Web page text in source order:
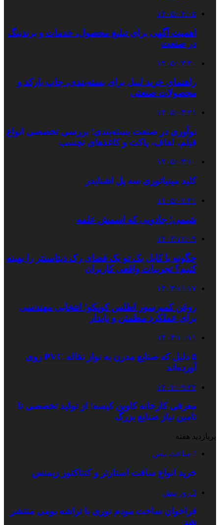
۱۴۰۵/۰۴/۰۵
اهمیت آگهی برای تبلیغ محصول، خدمات و برندینگ
در صنعت
۱۴۰۵/۰۳/۳۰
راهنمای خرید لیبل برای بسته‌بندی، چاپ بارکد و
محصولات صنعتی
۱۴۰۵/۰۳/۲۱
نوآوری در صنعت بسته‌بندی؛ بررسی تخصصی انواع
فیلم، لفاف، پاکت و کاغذهای نچسب
۱۴۰۵/۰۳/۱۰
کلید مینیاتوری سه پل اشنایدر
۱۴۰۵/۰۲/۳۱
شیمی؛ جادویی که اسمش علمه
۱۴۰۳/۱۲/۰۹
چگونه با کابل بک تو بک فضای رک دیتاسنتر را بهینه
کنیم؟ تجربیات واقعی کاربران
۱۴۰۳/۱۱/۱۷
روغن کمپرسور اطلس کوپکو؛ انتخابی مهندسی
برای عملکرد مطمئن و پایدار
۱۴۰۳/۱۰/۱۱
۵ دلیل که صنایع مدرن به نوار نقاله PVC روی
آورده‌اند
۱۴۰۴/۰۹/۲۴
معرفی کارخانه کاوین کیسه؛ از تولید تخصصی تا
تامین نیاز صنایع بزرگ
پربازدید هفته
7 ساعت پیش
خرید انواع سافت استارتر و کنتاکتور زیمنس
3 روز پیش
فراخوان ساخت مودم نوری با تراشه بومی منتشر
شد